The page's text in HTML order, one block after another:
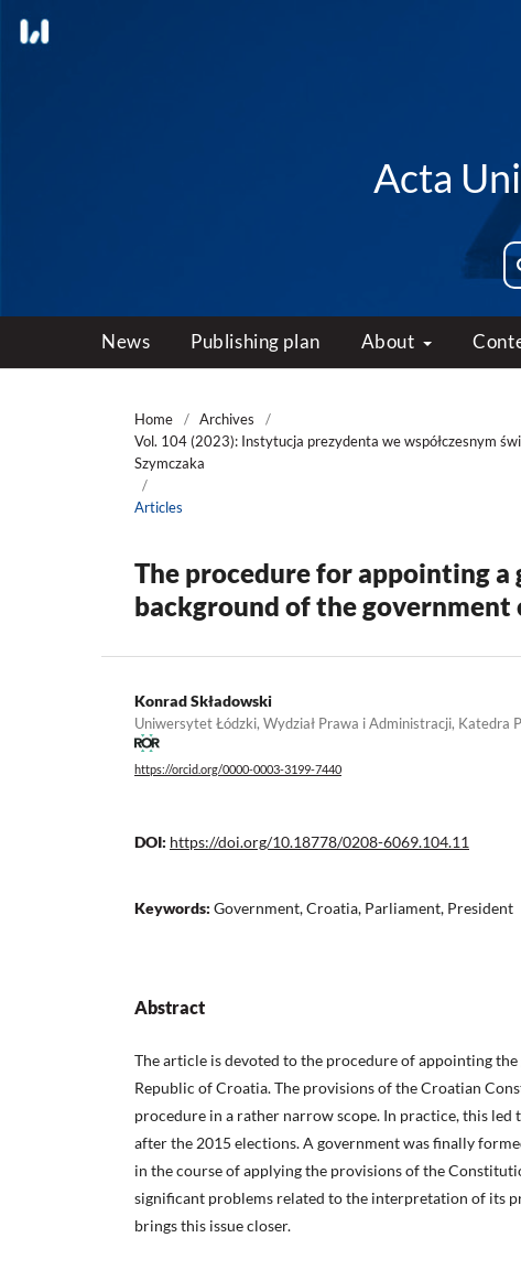
Acta
News Publishing plan About
Home / Archives
/
Vol. 104 (2023): Instytucja prezydenta we współczesnym
Szymczaka
/
Articles
The procedure for appointing
background of the government
Konrad Składowski
Uniwersytet Łódzki, Wydział Prawa i Administracji, Katedra
https://orcid.org/0000-0003-3199-7440
DOI: https://doi.org/10.18778/0208-6069.104.11
Keywords: Government, Croatia, Parliament, President
Abstract
The article is devoted to the procedure of appointing
Republic of Croatia. The provisions of the Croatian
procedure in a rather narrow scope. In practice, this led
after the 2015 elections. A government was finally
in the course of applying the provisions of the
significant problems related to the interpretation of its
brings this issue closer.